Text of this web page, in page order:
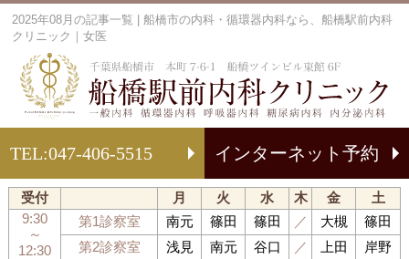
2025年08月の記事一覧 | 船橋市の内科・循環器内科なら、船橋駅前内科
クリニック｜女医
TEL:047-406-5515 インターネット予約
受付 月 火 水 木 金
土
9:30
～
12:30
第1診察室 南元 篠田 篠田 ／ 大槻
篠田
第2診察室
浅見 南元 谷口 ／ 上田
岸野